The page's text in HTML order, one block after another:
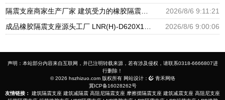
2026/8/6 9:11:21
2026/8/6 9:00:06
声明：本站部分内容来自互联网，并已注明转载来源，若有涉及侵权，请联系0318-6666807进
行删除！
© 2026 hszhizuo.com 版权所有 网站设计：
青禾网络
冀ICP备16028262号
友情链接：
建筑隔震支座 建筑减隔震 高阻尼隔震支座 摩擦摆隔震支座 建筑减震支座 高阻尼支座